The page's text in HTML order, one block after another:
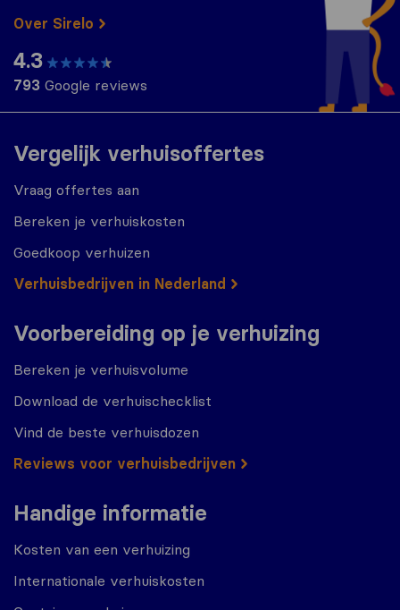
Vergelijk verhuisoffertes
Vraag offertes aan
Bereken je verhuiskosten
Goedkoop verhuizen
Verhuisbedrijven in Nederland
Voorbereiding op je verhuizing
Bereken je verhuisvolume
Download de verhuischecklist
Vind de beste verhuisdozen
Reviews voor verhuisbedrijven
Handige informatie
Kosten van een verhuizing
Internationale verhuiskosten
Over Sirelo
4.3
793 Google reviews